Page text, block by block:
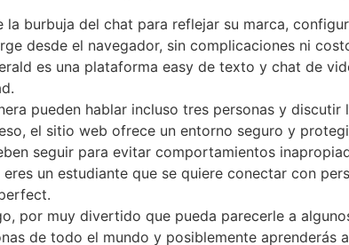
la burbuja del chat para reflejar su marca,
desde el navegador, sin complicaciones ni
es una plataforma easy de texto y chat de
pueden hablar incluso tres personas y
el sitio web ofrece un entorno seguro y
seguir para evitar comportamientos
eres un estudiante que se quiere conectar con
por muy divertido que pueda parecerle a
de todo el mundo y posiblemente